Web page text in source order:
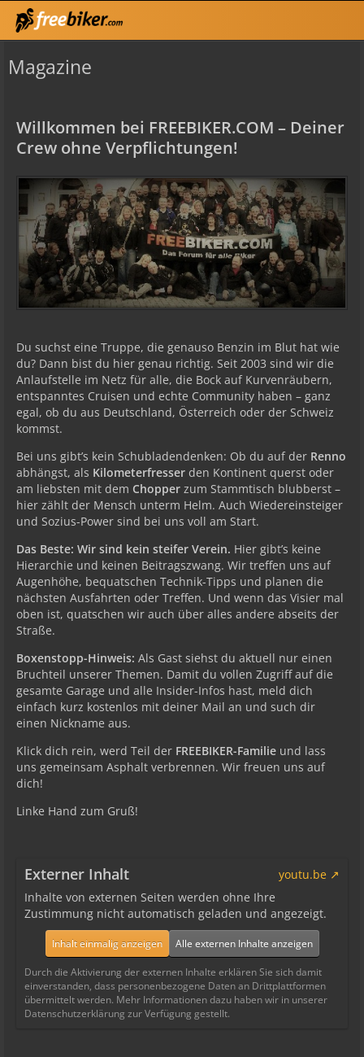
Magazine
Willkommen bei FREEBIKER.COM – Deiner
Crew ohne Verpflichtungen!
Du suchst eine Truppe, die genauso Benzin im Blut hat wie
du? Dann bist du hier genau richtig. Seit 2003 sind wir die
Anlaufstelle im Netz für alle, die Bock auf Kurvenräubern,
entspanntes Cruisen und echte Community haben – ganz
egal, ob du aus Deutschland, Österreich oder der Schweiz
kommst.
Bei uns gibt’s kein Schubladendenken: Ob du auf der Renno
abhängst, als Kilometerfresser den Kontinent querst oder
am liebsten mit dem Chopper zum Stammtisch blubberst –
hier zählt der Mensch unterm Helm. Auch Wiedereinsteiger
und Sozius-Power sind bei uns voll am Start.
Das Beste: Wir sind kein steifer Verein. Hier gibt’s keine
Hierarchie und keinen Beitragszwang. Wir treffen uns auf
Augenhöhe, bequatschen Technik-Tipps und planen die
nächsten Ausfahrten oder Treffen. Und wenn das Visier mal
oben ist, quatschen wir auch über alles andere abseits der
Straße.
Boxenstopp-Hinweis: Als Gast siehst du aktuell nur einen
Bruchteil unserer Themen. Damit du vollen Zugriff auf die
gesamte Garage und alle Insider-Infos hast, meld dich
einfach kurz kostenlos mit deiner Mail an und such dir
einen Nickname aus.
Klick dich rein, werd Teil der FREEBIKER-Familie und lass
uns gemeinsam Asphalt verbrennen. Wir freuen uns auf
dich!
Linke Hand zum Gruß!
Externer Inhalt
youtu.be
Inhalte von externen Seiten werden ohne Ihre
Zustimmung nicht automatisch geladen und angezeigt.
Inhalt einmalig anzeigen Alle externen Inhalte anzeigen
Durch die Aktivierung der externen Inhalte erklären Sie sich damit
einverstanden, dass personenbezogene Daten an Drittplattformen
übermittelt werden. Mehr Informationen dazu haben wir in unserer
Datenschutzerklärung zur Verfügung gestellt.